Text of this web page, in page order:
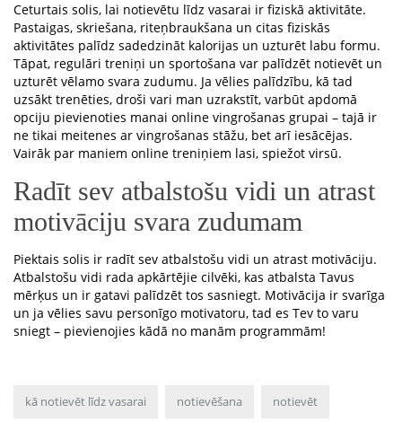
Ceturtais solis, lai notievētu līdz vasarai ir fiziskā aktivitāte.
Pastaigas, skriešana, riteņbraukšana un citas fiziskās
aktivitātes palīdz sadedzināt kalorijas un uzturēt labu formu.
Tāpat, regulāri treniņi un sportošana var palīdzēt notievēt un
uzturēt vēlamo svara zudumu. Ja vēlies palīdzību, kā tad
uzsākt trenēties, droši vari man uzrakstīt, varbūt apdomā
opciju pievienoties manai online vingrošanas grupai – tajā ir
ne tikai meitenes ar vingrošanas stāžu, bet arī iesācējas.
Vairāk par maniem online treniņiem lasi, spiežot virsū.
Radīt sev atbalstošu vidi un atrast
motivāciju svara zudumam
Piektais solis ir radīt sev atbalstošu vidi un atrast motivāciju.
Atbalstošu vidi rada apkārtējie cilvēki, kas atbalsta Tavus
mērķus un ir gatavi palīdzēt tos sasniegt. Motivācija ir svarīga
un ja vēlies savu personīgo motivatoru, tad es Tev to varu
sniegt – pievienojies kādā no manām programmām!
kā notievēt līdz vasarai notievēšana notievēt